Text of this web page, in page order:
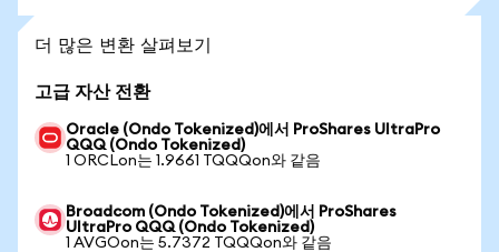
더 많은 변환 살펴보기
고급 자산 전환
Oracle (Ondo Tokenized)에서 ProShares UltraPro
QQQ (Ondo Tokenized)
1 ORCLon는 1.9661 TQQQon와 같음
Broadcom (Ondo Tokenized)에서 ProShares
UltraPro QQQ (Ondo Tokenized)
1 AVGOon는 5.7372 TQQQon와 같음